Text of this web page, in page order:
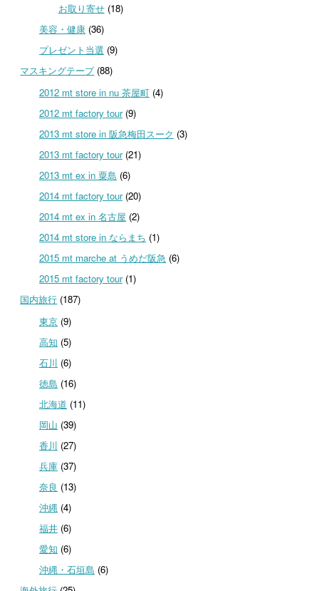
お取り寄せ(18)
美容・健康(36)
プレゼント当選 (9)
マスキングテープ(88)
2012 mt store in nu 茶屋町(4)
2012 mt factory tour(9)
2013 mt store in 阪急梅田スーク (3)
2013 mt factory tour(21)
2013 mt ex in 粟島 (6)
2014 mt factory tour(20)
2014 mt ex in 名古屋 (2)
2014 mt store in ならまち (1)
2015 mt marche at うめだ阪急 (6)
2015 mt factory tour(1)
国内旅行 (187)
東京(9)
高知 (5)
石川 (6)
徳島 (16)
北海道 (11)
岡山 (39)
香川 (27)
兵庫(37)
奈良 (13)
沖縄(4)
福井(6)
愛知 (6)
沖縄・石垣島 (6)